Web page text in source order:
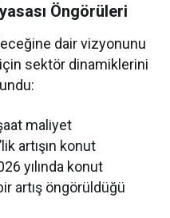
Öngörüleri
dair vizyonunu
için sektör dinamiklerini
maliyet
artışın konut
yılında konut
artış öngörüldüğü